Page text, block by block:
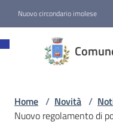
Nuovo circondario imolese
Amministrazione
Home / Novità /
Nuovo regolamento di